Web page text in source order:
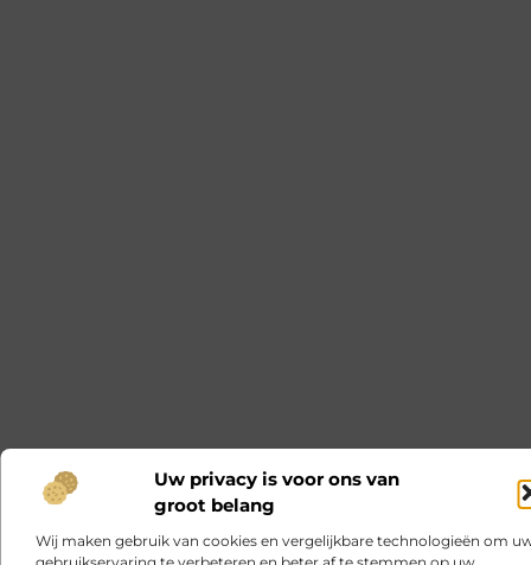
Uw privacy is voor ons van
groot belang
Wij maken gebruik van cookies en vergelijkbare technologieën om